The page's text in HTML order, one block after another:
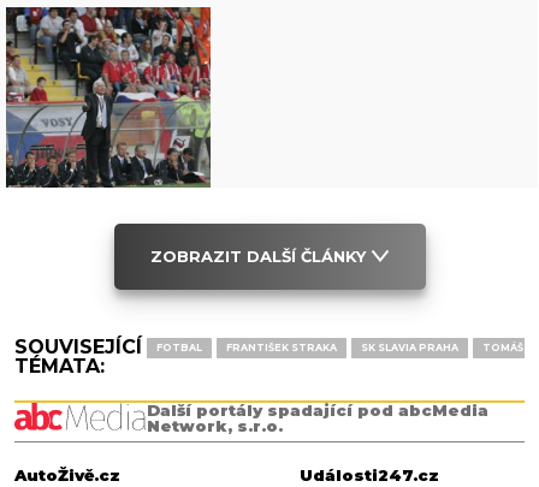
ZOBRAZIT DALŠÍ ČLÁNKY
SOUVISEJÍCÍ
TÉMATA:
FOTBAL FRANTIŠEK STRAKA SK SLAVIA PRAHA TOMÁŠ
Další portály spadající pod abcMedia
Network, s.r.o.
AutoŽivě.cz
Události247.cz